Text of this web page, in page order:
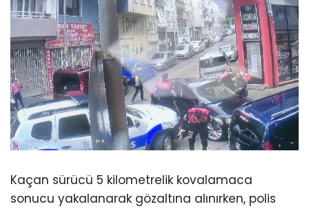
Kaçan sürücü 5 kilometrelik kovalamaca
sonucu yakalanarak gözaltına alınırken, polis